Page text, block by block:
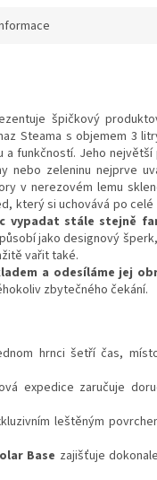
špičkový
Steama s objemem 3
funkčností. Jeho
nebo zeleninu nejprve
v nerezovém lemu
který si uchovává po celé
vypadat stále stejně
jako designový
vařit také.
a odesíláme jej
zbytečného čekání.
hrnci šetří čas,
expedice zaručuje
leštěným
Base zajišťuje